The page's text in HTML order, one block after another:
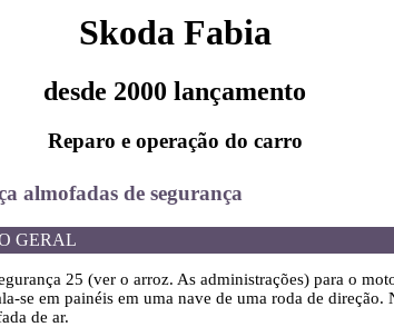
Skoda Fabia
desde 2000 lançamento
Reparo e operação do carro
almofadas de segurança
GERAL
25 (ver o arroz. As administrações) para o
se em painéis em uma nave de uma roda de
de ar.